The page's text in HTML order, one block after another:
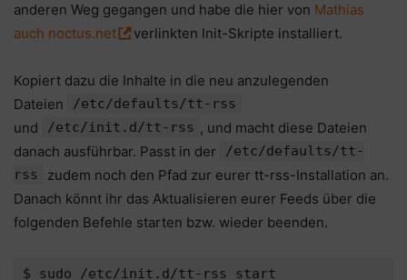
anderen Weg gegangen und habe die hier von Mathias
auch noctus.net
verlinkten Init-Skripte installiert.
Kopiert dazu die Inhalte in die neu anzulegenden
Dateien
/etc/defaults/tt-rss
und /etc/init.d/tt-rss , und macht diese Dateien
danach ausführbar. Passt in der
/etc/defaults/tt-
rss
zudem noch den Pfad zur eurer tt-rss-Installation an.
Danach könnt ihr das Aktualisieren eurer Feeds über die
folgenden Befehle starten bzw. wieder beenden.
$ sudo /etc/init.d/tt-rss start